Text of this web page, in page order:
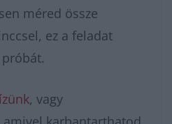
méred össze
ez a feladat
, vagy